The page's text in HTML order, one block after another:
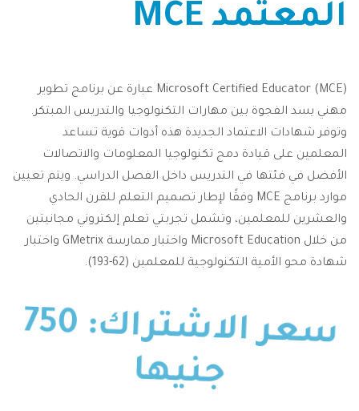
المعتمد MCE
Microsoft Certified Educator (MCE) عبارة عن برنامج تطوير
مهني يسد الفجوة بين مهارات التكنولوجيا والتدريس المبتكر.
وتوفر شهادات الاعتماد الجديدة هذه أدوات قوية تساعد
المعلمين على قيادة دمج تكنولوجيا المعلومات والاتصالات
الأفضل في فئتها في التدريس داخل الفصل الدراسي. ويتم تعيين
موارد برنامج MCE وفقًا لإطار تصميم التعلم للقرن الحادي
والعشرين للمعلمين، وتشمل تجربتي تعلم إلكتروني مجانيتين
من خلال Microsoft Education واختبار ممارسة GMetrix واختبار
شهادة محو الأمية التكنولوجية للمعلمين (62-193).
سعر الاشتراك: 750
جنيها